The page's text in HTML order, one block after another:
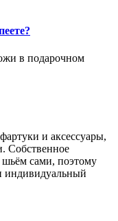
в подарочном
и аксессуары,
Собственное
шьём сами, поэтому
индивидуальный